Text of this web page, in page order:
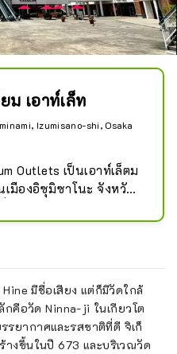
ม เอาท์เล็ท
Izumisano-shi, Osaka
Outlets เป็นเอาท์เล็ตม
เมืองอิซุมิซาโนะ จังหวัด
องจากสะดวกมากในการ
Hine มีชื่อเสียง แต่ก็มีวัดใกล้
กคือวัด Ninna-ji ในเกียวโต
รยากาศและรสชาติที่ดี จิเก็
างขึ้นในปี 673 และบริเวณวัด